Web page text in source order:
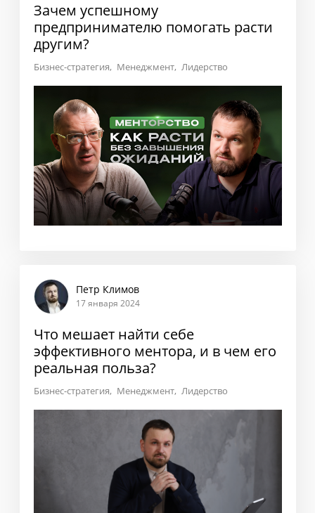
Зачем успешному
предпринимателю помогать расти
другим?
Бизнес-стратегия Менеджмент Лидерство
Петр Климов
17 января 2024
Что мешает найти себе
эффективного ментора, и в чем его
реальная польза?
Бизнес-стратегия Менеджмент Лидерство